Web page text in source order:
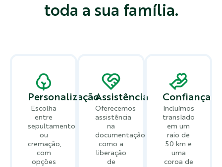
toda a sua família.
Personalização
Escolha
entre
sepultamento
ou
cremação,
com
opções
Assistência
Oferecemos
assistência
na
documentação,
como a
liberação
de
Confiança
Incluímos
translado
em um
raio de
50 km e
uma
coroa de